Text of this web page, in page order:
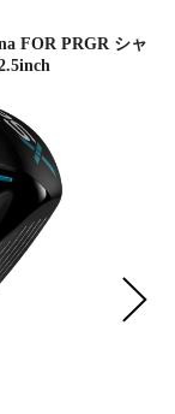
FOR PRGR シャ